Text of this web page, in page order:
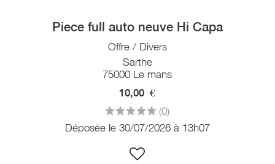
Piece full auto neuve Hi Capa
Offre / Divers
Sarthe
75000 Le mans
10,00 €
(0)
Déposée le 30/07/2026 à 13h07